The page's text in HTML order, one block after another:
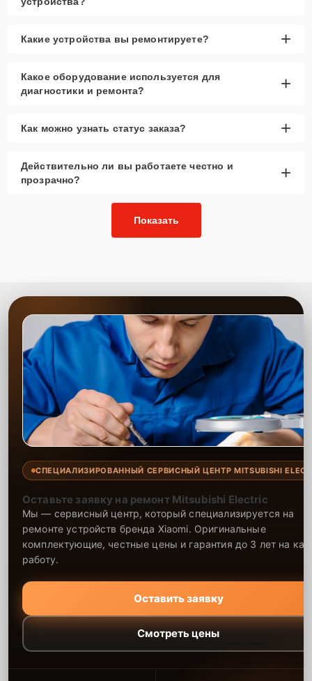
Какие устройства вы ремонтируете? +
Какое оборудование используется для
диагностики и ремонта?
+
Как можно узнать статус заказа? +
Действительно ли вы работаете честно и
прозрачно?
+
Показать
СПЕЦИАЛИЗИРОВАННЫЙ СЕРВИСНЫЙ ЦЕНТР MITSUBISHI
Оставьте заявку на ремонт Mitsubishi Electric
Мы — сервисный центр, который специализируется на
ремонте устройств бренда Xiaomi. Оригинальные
комплектующие, честные цены и гарантия до 3 лет на
работу.
Оставить заявку
Смотреть цены